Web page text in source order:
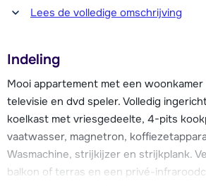
maar wel veelzijdig. Het gehele
Alpbachtal Wildschönau beschikt over
Schatzberg bij Auffach is het ca. 10
tevens met de skibus, die stopt voor de
variatie kun je tevens ca. 15 minuten
en vanaf daar via de Salvenbahn het
– Brixental in (279 km piste).
Restaurants, bars en winkels liggen in
Lees de volledige omschrijving
Indeling
Mooi appartement met een
televisie en dvd speler. Volledig
koelkast met vriesgedeelte, 4-pits
vaatwasser, magnetron,
Wasmachine, strijkijzer en strijkplank.
balkon of terras en een privé-